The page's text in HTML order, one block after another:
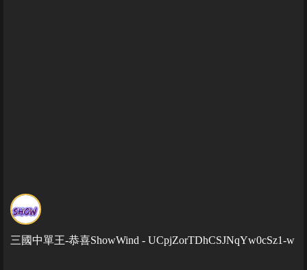
三國中單王-恭喜ShowWind - UCpjZorTDhCSJNqYw0cSz1-w